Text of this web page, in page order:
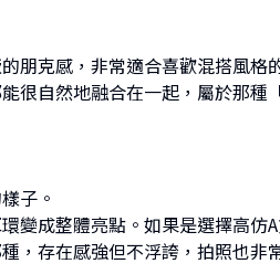
朋克感，非常適合喜歡混搭風格
很自然地融合在一起，屬於那
子。
變成整體亮點。如果是選擇高仿
，存在感強但不浮誇，拍照也非